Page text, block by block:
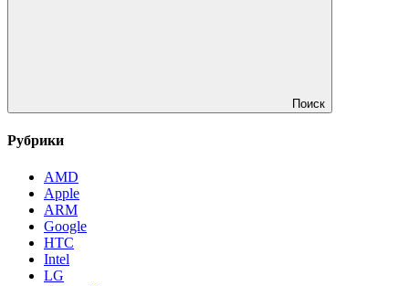
Поиск
Рубрики
AMD
Apple
ARM
Google
HTC
Intel
LG